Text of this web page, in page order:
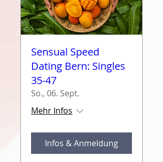
Sensual Speed
Dating Bern: Singles
35-47
So., 06. Sept.
Mehr Infos
Infos & Anmeldung